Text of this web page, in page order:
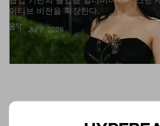
음악 Jul 9, 2026